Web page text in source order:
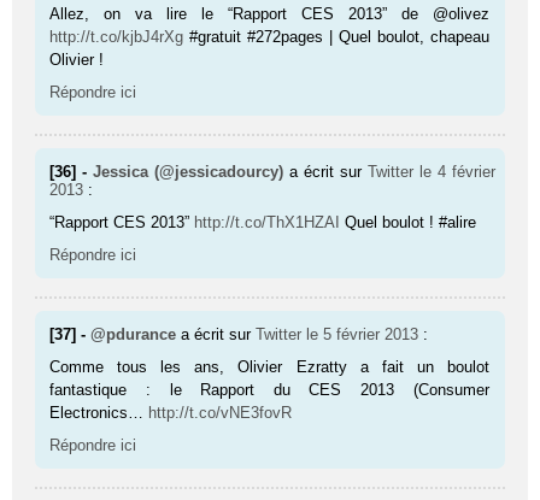
Allez, on va lire le “Rapport CES 2013” de @olivez
http://t.co/kjbJ4rXg #gratuit #272pages | Quel boulot, chapeau
Olivier !
Répondre ici
[36] -Jessica (@jessicadourcy) a écrit sur Twitter le 4 février
2013 :
“Rapport CES 2013” http://t.co/ThX1HZAI Quel boulot ! #alire
Répondre ici
[37] -@pdurance a écrit surTwitter le 5 février 2013 :
Comme tous les ans, Olivier Ezratty a fait un boulot
fantastique : le Rap­port du CES 2013 (Consumer
Electronics… http://t.co/vNE3fovR
Répondre ici